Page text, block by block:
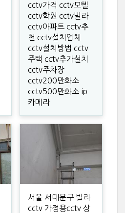
cctv가격 cctv모텔
cctv학원 cctv빌라
cctv아파트 cctv추
천 cctv설치업체
cctv설치방법 cctv
주택 cctv추가설치
cctv주차장
cctv200만화소
cctv500만화소 ip
카메라
서울 서대문구 빌라
cctv 가정용cctv 상